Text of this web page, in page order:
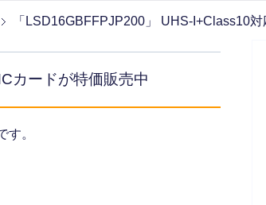
「LSD16GBFFPJP200」 UHS-I+Class10
カードが特価販売中
す。